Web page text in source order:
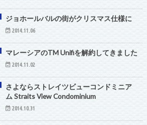
ジョホールバルの街がクリスマス仕様に
2014.11.06
マレーシアのTM Unifiを解約してきました
2014.11.02
さよならストレイツビューコンドミニア
ム Straits View Condominium
2014.10.31